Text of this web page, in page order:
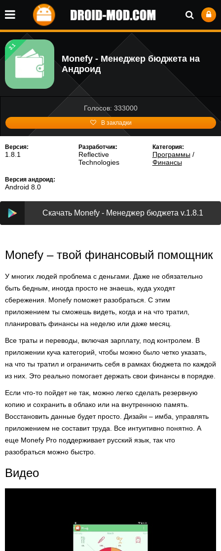
3.1
Monefy - Менеджер бюджета на
Андроид
Голосов: 333000
В закладки
Версия:
1.8.1
Разработчик:
Reflective
Technologies
Категория:
Программы/
Финансы
Версия андроид:
Android 8.0
Скачать Monefy - Менеджер бюджета v.1.8.1
Monefy – твой финансовый помощник
У многих людей проблема с деньгами. Даже не обязательно
быть бедным, иногда просто не знаешь, куда уходят
сбережения. Monefy поможет разобраться. С этим
приложением ты сможешь видеть, когда и на что тратил,
планировать финансы на неделю или даже месяц.
Все траты и переводы, включая зарплату, под контролем. В
приложении куча категорий, чтобы можно было четко указать,
на что ты тратил и ограничить себя в рамках бюджета по каждой
из них. Это реально помогает держать свои финансы в порядке.
Если что-то пойдет не так, можно легко сделать резервную
копию и сохранить в облако или на внутреннюю память.
Восстановить данные будет просто. Дизайн – имба, управлять
приложением не составит труда. Все интуитивно понятно. А
еще Monefy Pro поддерживает русский язык, так что
разобраться можно быстро.
Видео